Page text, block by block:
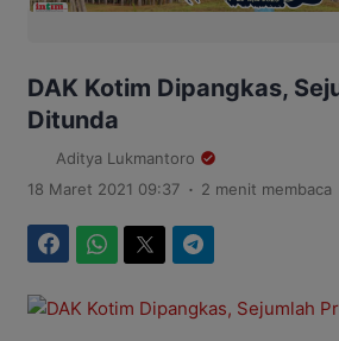
DAK Kotim Dipangkas,
Ditunda
Aditya Lukmantoro
18 Maret 2021 09:37 . 2 menit membaca